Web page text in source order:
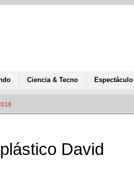
Ciencia & Tecno Espectáculo
David